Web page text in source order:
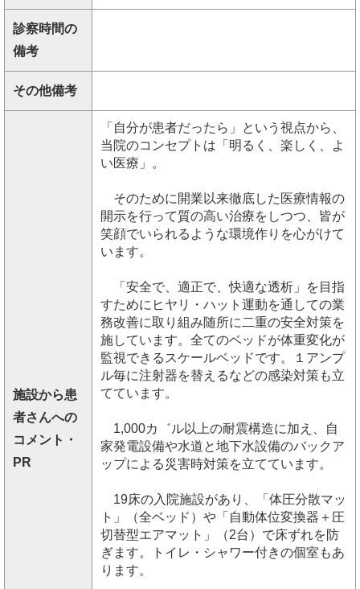
診察時間の
備考
その他備考
施設から患
者さんへの
コメント・
PR
「自分が患者だったら」という視点から、
当院のコンセプトは「明るく、楽しく、よ
い医療」。
そのために開業以来徹底した医療情報の
開示を行って質の高い治療をしつつ、皆が
笑顔でいられるような環境作りを心がけて
います。
「安全で、適正で、快適な透析」を目指
すためにヒヤリ・ハット運動を通しての業
務改善に取り組み随所に二重の安全対策を
施しています。全てのベッドが体重変化が
監視できるスケールベッドです。１アンプ
ル毎に注射器を替えるなどの感染対策も立
てています。
1,000カ゛ル以上の耐震構造に加え、自
家発電設備や水道と地下水設備のバックア
ップによる災害時対策を立てています。
19床の入院施設があり、「体圧分散マッ
ト」（全ベッド）や「自動体位変換器＋圧
切替型エアマット」（2台）で床ずれを防
ぎます。トイレ・シャワー付きの個室もあ
ります。